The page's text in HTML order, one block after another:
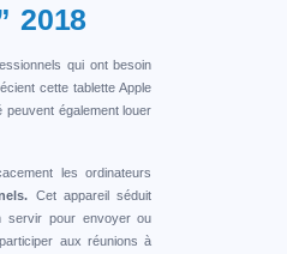
2018
qui ont besoin
cette tablette Apple
également louer
les ordinateurs
Cet appareil séduit
servir pour envoyer ou
aux réunions à